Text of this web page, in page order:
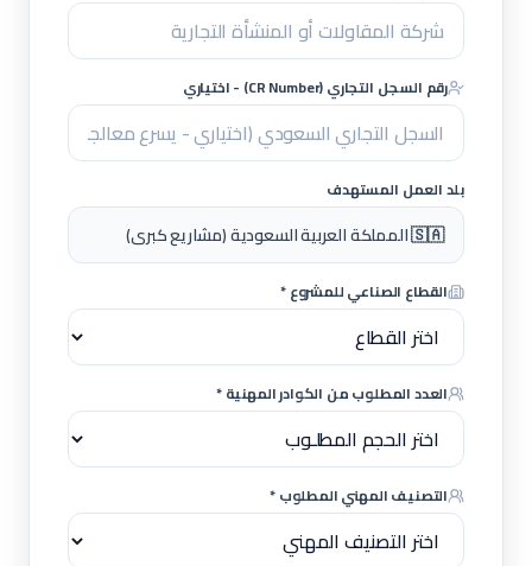
رقم السجل التجاري (CR Number) - اختياري
بلد العمل المستهدف
🇸🇦 المملكة العربية السعودية (مشاريع كبرى)
القطاع الصناعي للمشروع *
العدد المطلوب من الكوادر المهنية *
التصنيف المهني المطلوب *